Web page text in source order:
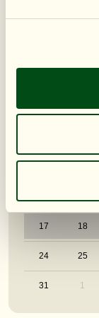
PR AN
17 18
24 25
31 1